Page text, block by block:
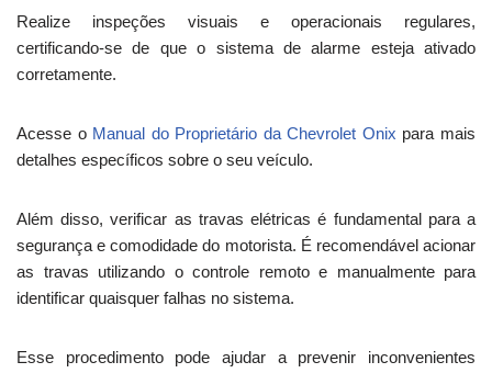
Realize inspeções visuais e operacionais regulares,
certificando-se de que o sistema de alarme esteja ativado
corretamente.
Acesse o Manual do Proprietário da Chevrolet Onix para mais
detalhes específicos sobre o seu veículo.
Além disso, verificar as travas elétricas é fundamental para a
segurança e comodidade do motorista. É recomendável acionar
as travas utilizando o controle remoto e manualmente para
identificar quaisquer falhas no sistema.
Esse procedimento pode ajudar a prevenir inconvenientes